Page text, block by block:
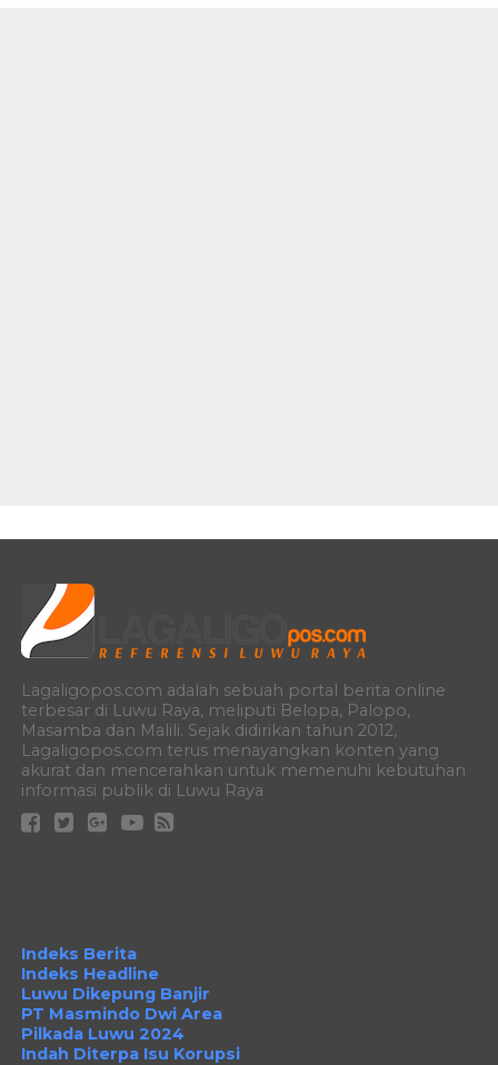
Lagaligopos.com adalah sebuah portal berita online
terbesar di Luwu Raya, meliputi Belopa, Palopo,
Masamba dan Malili. Sejak didirikan tahun 2012,
Lagaligopos.com terus menayangkan konten yang
akurat dan mencerahkan untuk memenuhi kebutuhan
informasi publik di Luwu Raya
Indeks Berita
Indeks Headline
Luwu Dikepung Banjir
PT Masmindo Dwi Area
Pilkada Luwu 2024
Indah Diterpa Isu Korupsi